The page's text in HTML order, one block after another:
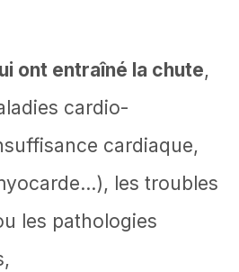
ont entraîné la chute,
cardio-
cardiaque,
les troubles
les pathologies